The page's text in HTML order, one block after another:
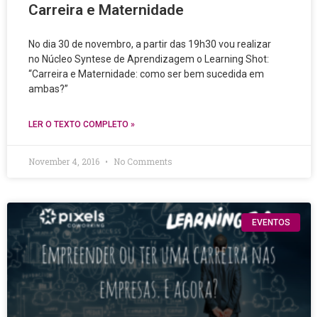
Carreira e Maternidade
No dia 30 de novembro, a partir das 19h30 vou realizar
no Núcleo Syntese de Aprendizagem o Learning Shot:
“Carreira e Maternidade: como ser bem sucedida em
ambas?”
LER O TEXTO COMPLETO »
November 4, 2016 No Comments
EVENTOS